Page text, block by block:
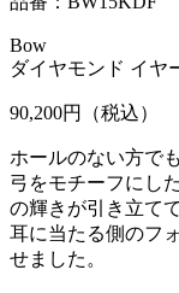
Bow
ダイヤモンド イヤ
90,200円 （税込）
ホールのない方で
弓をモチーフにし
の輝きが引き立てて
耳に当たる側のフ
せました。